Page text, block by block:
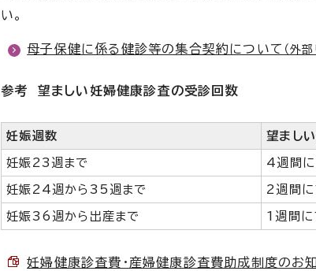
い。
母子保健に係る健診等の集合契約について （外部
参考 望ましい妊婦健康診査の受診回数
妊娠週数 望まし
妊娠23週まで 4週間に
妊娠24週から35週まで 2週間に
妊娠36週から出産まで 1週間に
妊婦健康診査費・産婦健康診査費助成制度のお